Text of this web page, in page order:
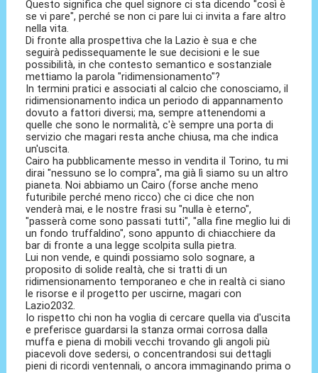
Questo significa che quel signore ci sta dicendo "così è
se vi pare", perché se non ci pare lui ci invita a fare altro
nella vita.
Di fronte alla prospettiva che la Lazio è sua e che
seguirà pedissequamente le sue decisioni e le sue
possibilità, in che contesto semantico e sostanziale
mettiamo la parola "ridimensionamento"?
In termini pratici e associati al calcio che conosciamo, il
ridimensionamento indica un periodo di appannamento
dovuto a fattori diversi; ma, sempre attenendomi a
quelle che sono le normalità, c'è sempre una porta di
servizio che magari resta anche chiusa, ma che indica
un'uscita.
Cairo ha pubblicamente messo in vendita il Torino, tu mi
dirai "nessuno se lo compra", ma già lì siamo su un altro
pianeta. Noi abbiamo un Cairo (forse anche meno
futuribile perché meno ricco) che ci dice che non
venderà mai, e le nostre frasi su "nulla è eterno",
"passerà come sono passati tutti", "alla fine meglio lui di
un fondo truffaldino", sono appunto di chiacchiere da
bar di fronte a una legge scolpita sulla pietra.
Lui non vende, e quindi possiamo solo sognare, a
proposito di solide realtà, che si tratti di un
ridimensionamento temporaneo e che in realtà ci siano
le risorse e il progetto per uscirne, magari con
Lazio2032.
Io rispetto chi non ha voglia di cercare quella via d'uscita
e preferisce guardarsi la stanza ormai corrosa dalla
muffa e piena di mobili vecchi trovando gli angoli più
piacevoli dove sedersi, o concentrandosi sui dettagli
pieni di ricordi ventennali, o ancora immaginando prima o